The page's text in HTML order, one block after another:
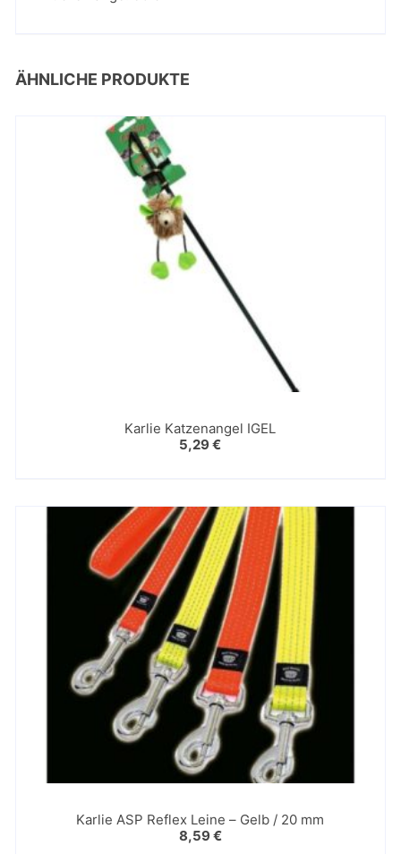
ÄHNLICHE PRODUKTE
Karlie Katzenangel IGEL
5,29€
Karlie ASP Reflex Leine – Gelb / 20 mm
8,59€